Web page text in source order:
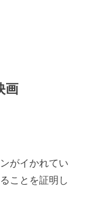
画
がイかれてい
ことを証明し